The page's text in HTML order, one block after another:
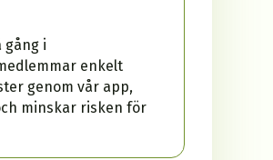
gång i
enkelt
genom vår app,
minskar risken för